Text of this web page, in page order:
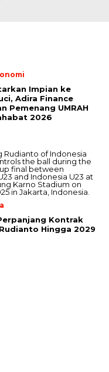
Impian ke
Adira Finance
Pemenang UMRAH
2026
Kontrak
Hingga 2029